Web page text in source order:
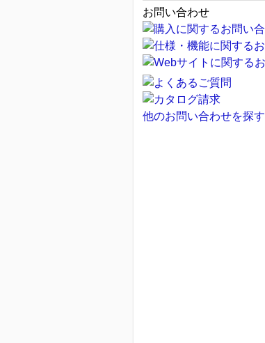
お問い合わせ
他のお問い合わせを探す